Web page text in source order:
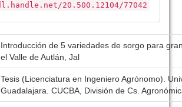
20.500.12104/77042
Introducción de 5 variedades de sorgo para
el Valle de Autlán, Jal
Tesis (Licenciatura en Ingeniero Agrónomo).
Guadalajara. CUCBA, División de Cs.